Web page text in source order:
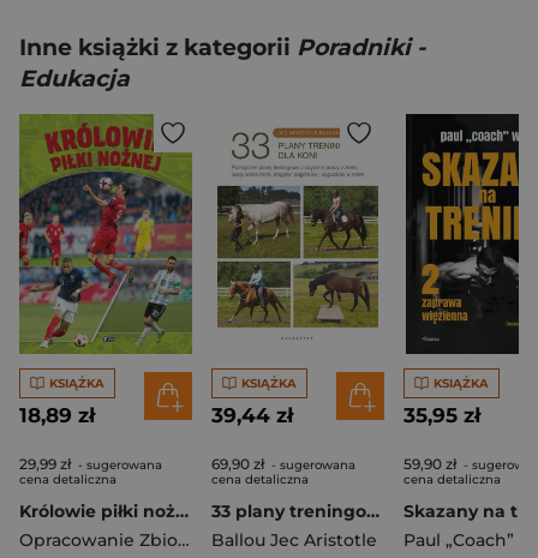
Inne książki z kategorii Poradniki -
Edukacja
KSIĄŻKA
18,89 zł
29,99 zł - sugerowana
cena detaliczna
Królowie piłki nożnej
Opracowanie Zbiorowe
KSIĄŻKA
39,44 zł
69,90 zł - sugerowana
cena detaliczna
33 plany treningowe dla koni. Praktyczne plany treningowe z użyciem pracy z ziemi, jazdy wierzchem, drągów, pagórków i wyjazdów w teren
Ballou Jec Aristotle
KSIĄŻKA
35,95 zł
59,90 zł -
cena detaliczna
Paul „Coach”